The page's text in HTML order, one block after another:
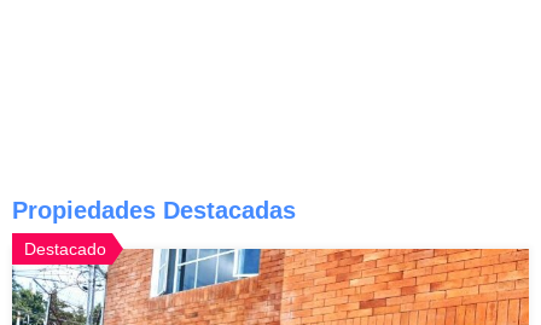
Propiedades Destacadas
Destacado